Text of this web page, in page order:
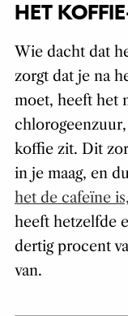
HET
Wie dacht dat
zorgt dat je na
moet, heeft het
koffie zit. Dit
in je maag, en
het de cafeïne
heeft hetzelfde
dertig procent
van.